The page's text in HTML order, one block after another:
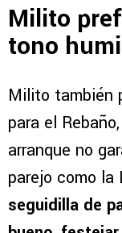
Milito
tono
Milito también
para el
arranque no
parejo como la
seguidilla de